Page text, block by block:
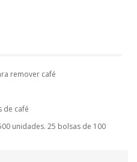
remover café
de café
unidades. 25 bolsas de 100